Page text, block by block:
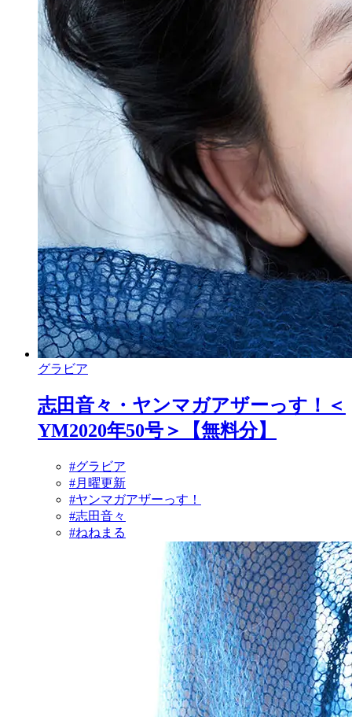
グラビア
志田音々・ヤンマガアザーっす！＜
YM2020年50号＞【無料分】
#グラビア
#月曜更新
#ヤンマガアザーっす！
#志田音々
#ねねまる